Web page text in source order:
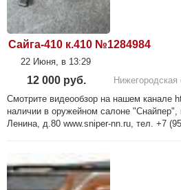
Сайга-410 к.410 №1284984
22 Июня, в 13:29
12 000 руб.
Нижегородская
Смотрите видеообзор на нашем канале
наличии в оружейном салоне "Снайпер",
Ленина, д.80 www.sniper-nn.ru, тел. +7